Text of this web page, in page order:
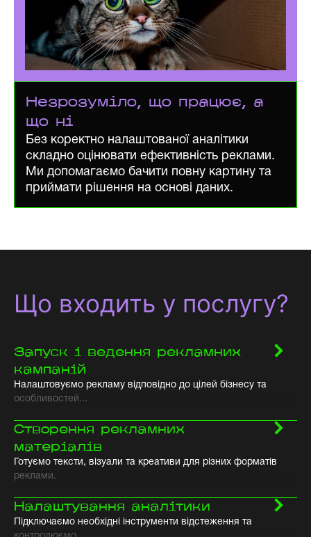
Незрозуміло, що працює, а
що ні
Без коректно налаштованої аналітики
складно оцінювати ефективність реклами.
Ми допомагаємо бачити повну картину та
приймати рішення на основі даних.
Що входить у послугу?
Запуск і ведення рекламних
кампаній
Налаштовуємо рекламу відповідно до цілей бізнесу та
особливостей...
Створення рекламних
матеріалів
Готуємо тексти, візуали та креативи для різних форматів
реклами.
Налаштування аналітики
Підключаємо необхідні інструменти відстеження та